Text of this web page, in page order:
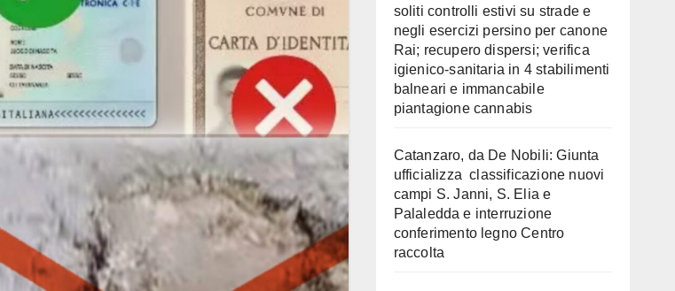
soliti controlli estivi su strade e
negli esercizi persino per canone
Rai; recupero dispersi; verifica
igienico-sanitaria in 4 stabilimenti
balneari e immancabile
piantagione cannabis
Catanzaro, da De Nobili: Giunta
ufficializza classificazione nuovi
campi S. Janni, S. Elia e
Palaledda e interruzione
conferimento legno Centro
raccolta